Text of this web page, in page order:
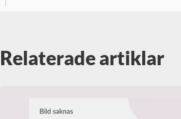
Relaterade artiklar